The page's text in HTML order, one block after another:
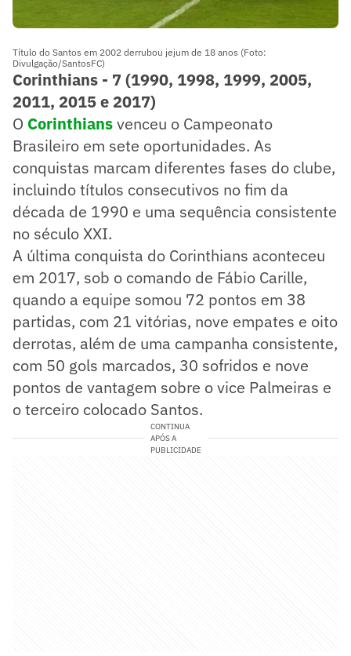
Título do Santos em 2002 derrubou jejum de 18 anos (Foto:
Divulgação/SantosFC)
Corinthians - 7 (1990, 1998, 1999, 2005,
2011, 2015 e 2017)
O Corinthiansvenceu o Campeonato
Brasileiro em sete oportunidades. As
conquistas marcam diferentes fases do clube,
incluindo títulos consecutivos no fim da
década de 1990 e uma sequência consistente
no século XXI.
A última conquista do Corinthians aconteceu
em 2017, sob o comando de Fábio Carille,
quando a equipe somou 72 pontos em 38
partidas, com 21 vitórias, nove empates e oito
derrotas, além de uma campanha consistente,
com 50 gols marcados, 30 sofridos e nove
pontos de vantagem sobre o vice Palmeiras e
o terceiro colocado Santos.
CONTINUA
APÓS A
PUBLICIDADE